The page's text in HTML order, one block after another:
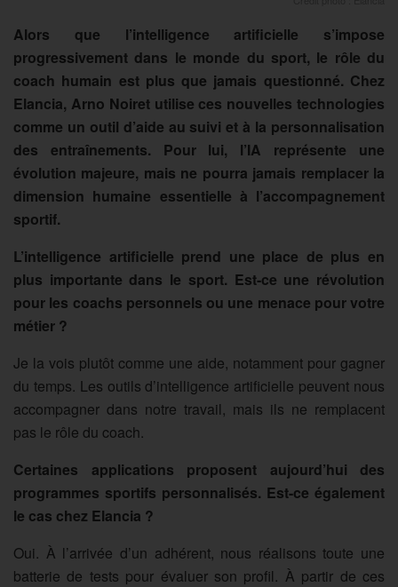
Alors que l’intelligence artificielle s’impose
progressivement dans le monde du sport, le rôle du
coach humain est plus que jamais questionné. Chez
Elancia, Arno Noiret utilise ces nouvelles technologies
comme un outil d’aide au suivi et à la personnalisation
des entraînements. Pour lui, l’IA représente une
évolution majeure, mais ne pourra jamais remplacer la
dimension humaine essentielle à l’accompagnement
sportif.
L’intelligence artificielle prend une place de plus en
plus importante dans le sport. Est-ce une révolution
pour les coachs personnels ou une menace pour votre
métier ?
Je la vois plutôt comme une aide, notamment pour gagner
du temps. Les outils d’intelligence artificielle peuvent nous
accompagner dans notre travail, mais ils ne remplacent
pas le rôle du coach.
Certaines applications proposent aujourd’hui des
programmes sportifs personnalisés. Est-ce également
le cas chez Elancia ?
Oui. À l’arrivée d’un adhérent, nous réalisons toute une
batterie de tests pour évaluer son profil. À partir de ces